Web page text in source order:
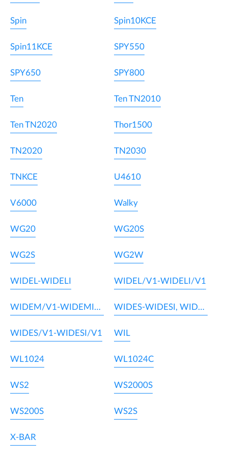
Spin Spin10KCE
Spin11KCE SPY550
SPY650 SPY800
Ten Ten TN2010
Ten TN2020 Thor1500
TN2020 TN2030
TNKCE U4610
V6000 Walky
WG20 WG20S
WG2S WG2W
WIDEL-WIDELI WIDEL/V1-WIDELI/V1
WIDEM/V1-WIDEMI/V1 WIDES-WIDESI, WIDEM-WIDEMI
WIDES/V1-WIDESI/V1 WIL
WL1024 WL1024C
WS2 WS2000S
WS200S WS2S
X-BAR